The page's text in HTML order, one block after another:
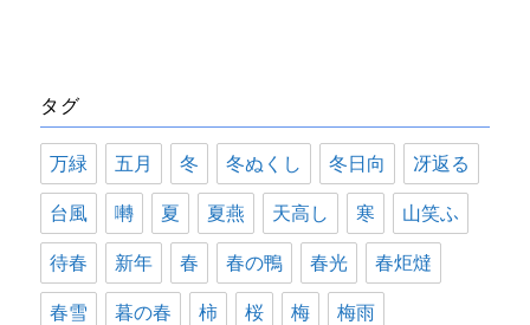
ー
タグ
万緑 五月 冬 冬ぬくし 冬日向 冴返る
台風 囀 夏 夏燕 天高し 寒 山笑ふ
待春 新年 春 春の鴨 春光 春炬燵
春雪 暮の春 柿 桜 梅 梅雨